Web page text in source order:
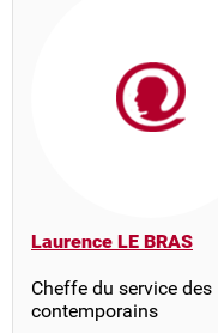
Laurence LE BRAS
Cheffe du service
contemporains